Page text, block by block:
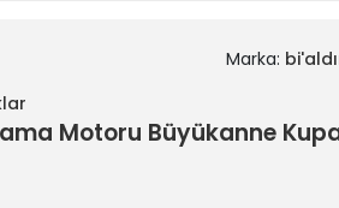
Marka:
Motoru Büyükanne